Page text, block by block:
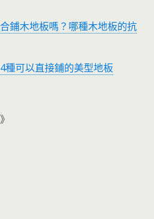
鋪木地板嗎？哪種木地板的抗
種可以直接鋪的美型地板